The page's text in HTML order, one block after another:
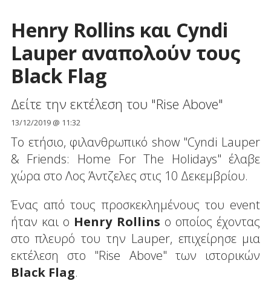
Henry Rollins και Cyndi
Lauper αναπολούν τους
Black Flag
Δείτε την εκτέλεση του "Rise Above"
13/12/2019 @ 11:32
To ετήσιο, φιλανθρωπικό show "Cyndi Lauper
& Friends: Home For The Holidays" έλαβε
χώρα στο Λος Άντζελες στις 10 Δεκεμβρίου.
Ένας από τους προσκεκλημένους του event
ήταν και ο Henry Rollins ο οποίος έχοντας
στο πλευρό του την Lauper, επιχείρησε μια
εκτέλεση στο "Rise Above" των ιστορικών
Black Flag.